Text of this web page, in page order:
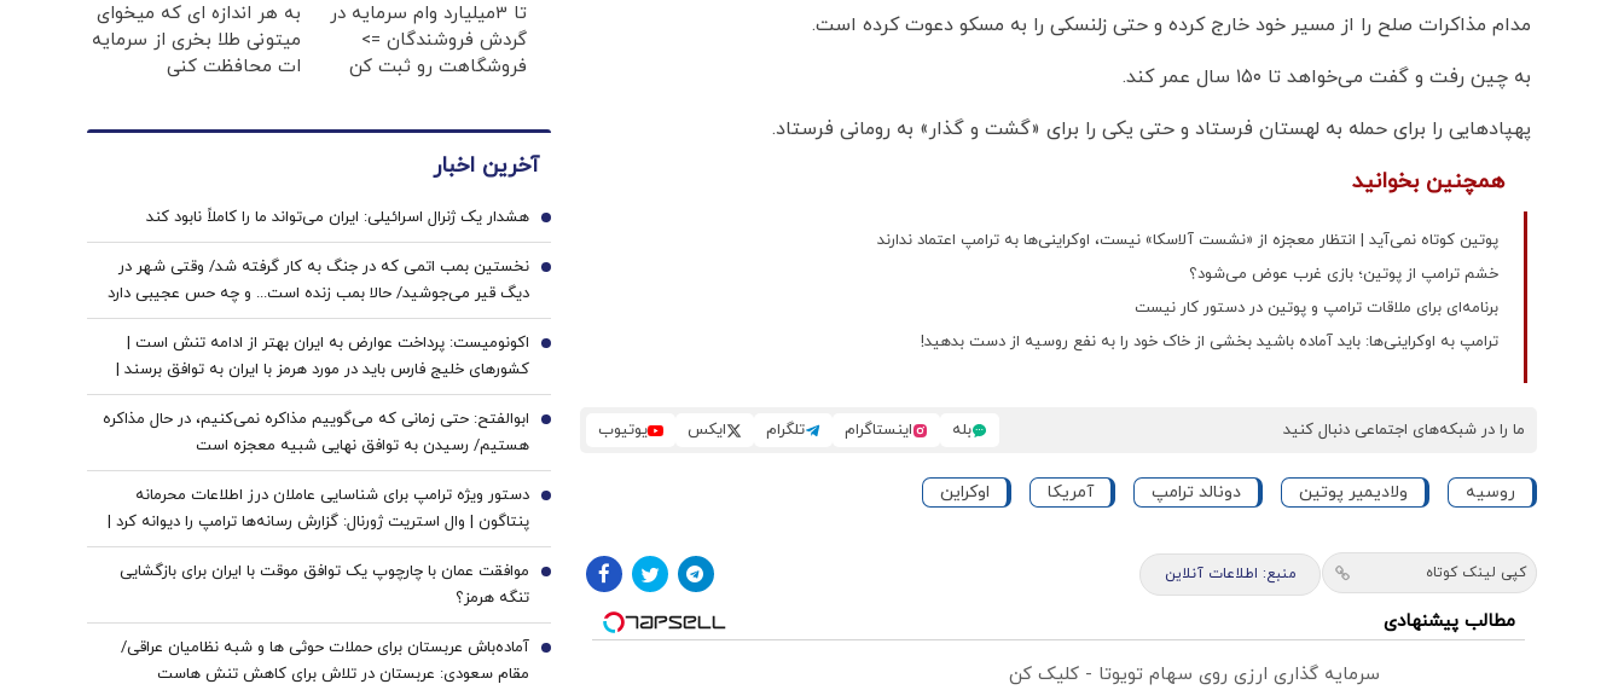
مدام مذاکرات صلح را از مسیر خود خارج کرده و حتی زلنسکی را به مسکو دعوت کرده است.
به چین رفت و گفت می‌خواهد تا ۱۵۰ سال عمر کند.
پهپادهایی را برای حمله به لهستان فرستاد و حتی یکی را برای «گشت و گذار» به رومانی فرستاد.
همچنین بخوانید
پوتین کوتاه نمی‌آید | انتظار معجزه از «نشست آلاسکا» نیست، اوکراینی‌ها به ترامپ اعتماد ندارند
خشم ترامپ از پوتین؛ بازی غرب عوض می‌شود؟
برنامه‌ای برای ملاقات ترامپ و پوتین در دستور کار نیست
ترامپ به اوکراینی‌ها: باید آماده باشید بخشی از خاک خود را به نفع روسیه از دست بدهید!
ما را در شبکه‌های اجتماعی دنبال کنید بله اینستاگرام تلگرام ایکس یوتیوب
روسیه ولادیمیر پوتین دونالد ترامپ آمریکا اوکراین
کپی لینک کوتاه منبع: اطلاعات آنلاین
مطالب پیشنهادی
سرمایه گذاری ارزی روی سهام تویوتا - کلیک کن
تا 3میلیارد وام سرمایه در
گردش فروشندگان =>
فروشگاهت رو ثبت کن
به هر اندازه ای که میخوای
میتونی طلا بخری از سرمایه
ات محافظت کنی
آخرین اخبار
هشدار یک ژنرال اسرائیلی: ایران می‌تواند ما را کاملاً نابود کند 1
نخستین بمب اتمی که در جنگ به کار گرفته شد/ وقتی شهر در
دیگ قیر می‌جوشید/ حالا بمب زنده است... و چه حس عجیبی دارد
که پشت سر تو باشد
2
اکونومیست: پرداخت عوارض به ایران بهتر از ادامه تنش است |
کشورهای خلیج فارس باید در مورد هرمز با ایران به توافق برسند |
اعراب در مخمصهِ ترامپ گرفتار شده‌اند
3
ابوالفتح: حتی زمانی که می‌گوییم مذاکره نمی‌کنیم، در حال مذاکره
هستیم/ رسیدن به توافق نهایی شبیه معجزه است
4
دستور ویژه ترامپ برای شناسایی عاملان درز اطلاعات محرمانه
پنتاگون | وال استریت ژورنال: گزارش رسانه‌ها ترامپ را دیوانه کرد |
ایران جسورتر می شود اگر...
5
موافقت عمان با چارچوپ یک توافق موقت با ایران برای بازگشایی
تنگه هرمز؟
6
آماده‌باش عربستان برای حملات حوثی ها و شبه نظامیان عراقی/
مقام سعودی: عربستان در تلاش برای کاهش تنش هاست
7